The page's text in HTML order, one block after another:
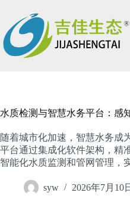
内
容
水质检测与智慧水务平台：感
随着城市化加速，智慧水务成
平台通过集成化软件架构，精
智能化水质监测和管网管理，
syw 2026年7月10